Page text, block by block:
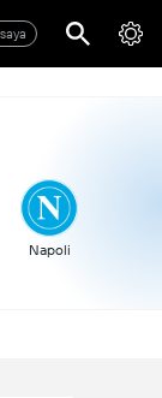
Napoli